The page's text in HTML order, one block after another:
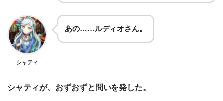
シャティ
あの……ルディオさん。
シャティが、おずおずと問いを発した。